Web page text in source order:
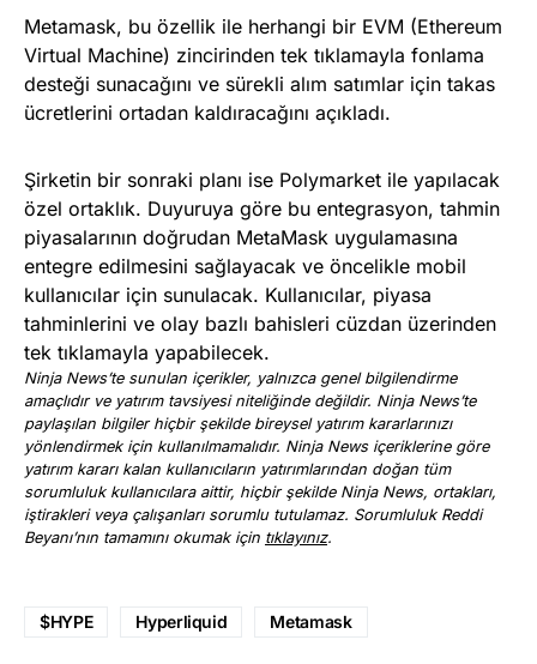
Metamask, bu özellik ile herhangi bir EVM (Ethereum
Virtual Machine) zincirinden tek tıklamayla fonlama
desteği sunacağını ve sürekli alım satımlar için takas
ücretlerini ortadan kaldıracağını açıkladı.
Şirketin bir sonraki planı ise Polymarket ile yapılacak
özel ortaklık. Duyuruya göre bu entegrasyon, tahmin
piyasalarının doğrudan MetaMask uygulamasına
entegre edilmesini sağlayacak ve öncelikle mobil
kullanıcılar için sunulacak. Kullanıcılar, piyasa
tahminlerini ve olay bazlı bahisleri cüzdan üzerinden
tek tıklamayla yapabilecek.
Ninja News’te sunulan içerikler, yalnızca genel bilgilendirme
amaçlıdır ve yatırım tavsiyesi niteliğinde değildir. Ninja News’te
paylaşılan bilgiler hiçbir şekilde bireysel yatırım kararlarınızı
yönlendirmek için kullanılmamalıdır. Ninja News içeriklerine göre
yatırım kararı kalan kullanıcıların yatırımlarından doğan tüm
sorumluluk kullanıcılara aittir, hiçbir şekilde Ninja News, ortakları,
iştirakleri veya çalışanları sorumlu tutulamaz. Sorumluluk Reddi
Beyanı’nın tamamını okumak için tıklayınız.
$HYPE Hyperliquid Metamask